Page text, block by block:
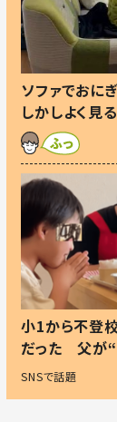
ソファでおに
しかしよく見
察した母の投
す！」「現行犯〜」
小1から不登校
だった 父が“
る理由とは #
SNSで話題